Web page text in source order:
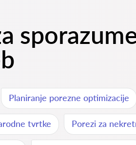
Planiranje porezne optimizacije
tvrtke Porezi za